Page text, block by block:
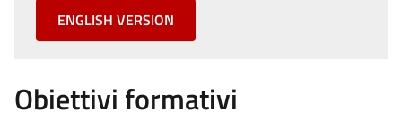
ENGLISH VERSION
Obiettivi formativi